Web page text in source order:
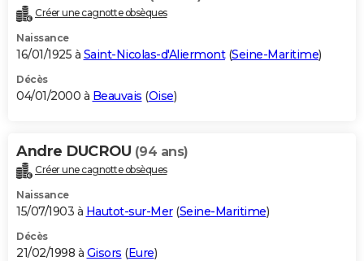
Créer une cagnotte obsèques
Naissance
16/01/1925 à Saint-Nicolas-d'Aliermont(Seine-Maritime)
Décès
04/01/2000 à Beauvais (Oise)
Andre DUCROU (94 ans)
Créer une cagnotte obsèques
Naissance
15/07/1903 à Hautot-sur-Mer(Seine-Maritime)
Décès
21/02/1998 à Gisors (Eure)